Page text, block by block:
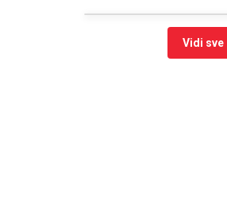
Vidi sve